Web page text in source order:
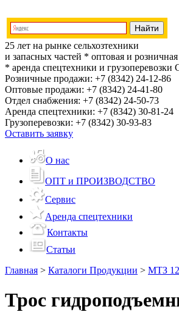
25 лет на рынке сельхозтехники
и запасных частей * оптовая и
* аренда спецтехники и грузоперевозки
Розничные продажи: +7 (8342) 24-12-86
Оптовые продажи: +7 (8342) 24-41-80
Отдел снабжения: +7 (8342) 24-50-73
Аренда спецтехники: +7 (8342) 30-81-24
Грузоперевозки: +7 (8342) 30-93-83
Оставить заявку
О нас
ОПТ и ПРОИЗВОДСТВО
Сервис
Аренда спецтехники
Контакты
Статьи
Главная > Каталоги Продукции > МТЗ
Трос